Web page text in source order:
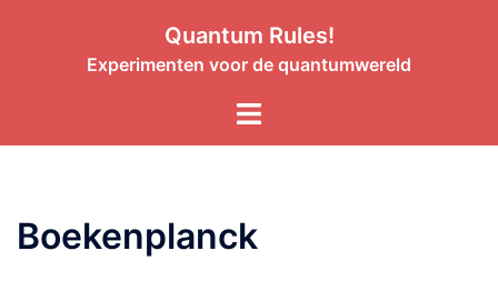
Quantum Rules!
Experimenten voor de quantumwereld
Boekenplanck